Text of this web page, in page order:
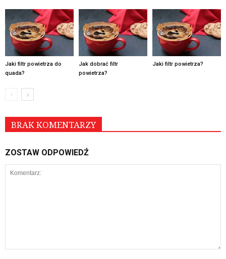
Jaki filtr powietrza do
quada?
Jak dobrać filtr
powietrza?
Jaki filtr powietrza?
BRAK KOMENTARZY
ZOSTAW ODPOWIEDŹ